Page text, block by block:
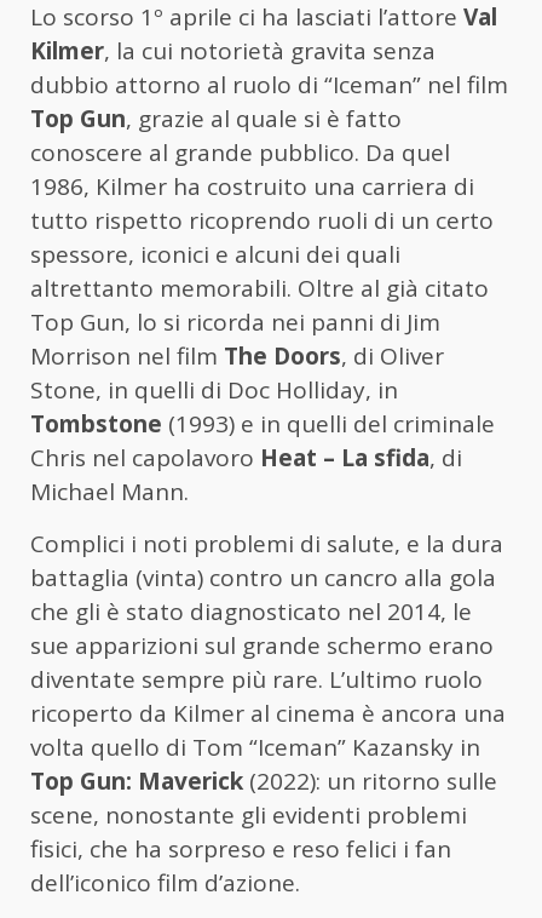
Lo scorso 1º aprile ci ha lasciati l’attore Val
Kilmer, la cui notorietà gravita senza
dubbio attorno al ruolo di “Iceman” nel film
Top Gun, grazie al quale si è fatto
conoscere al grande pubblico. Da quel
1986, Kilmer ha costruito una carriera di
tutto rispetto ricoprendo ruoli di un certo
spessore, iconici e alcuni dei quali
altrettanto memorabili. Oltre al già citato
Top Gun, lo si ricorda nei panni di Jim
Morrison nel film The Doors, di Oliver
Stone, in quelli di Doc Holliday, in
Tombstone (1993) e in quelli del criminale
Chris nel capolavoro Heat – La sfida, di
Michael Mann.
Complici i noti problemi di salute, e la dura
battaglia (vinta) contro un cancro alla gola
che gli è stato diagnosticato nel 2014, le
sue apparizioni sul grande schermo erano
diventate sempre più rare. L’ultimo ruolo
ricoperto da Kilmer al cinema è ancora una
volta quello di Tom “Iceman” Kazansky in
Top Gun: Maverick (2022): un ritorno sulle
scene, nonostante gli evidenti problemi
fisici, che ha sorpreso e reso felici i fan
dell’iconico film d’azione.